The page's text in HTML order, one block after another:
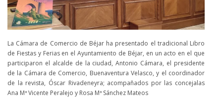
La Cámara de Comercio de Béjar ha presentado el tradicional Libro
de Fiestas y Ferias en el Ayuntamiento de Béjar, en un acto en el que
participaron el alcalde de la ciudad, Antonio Cámara, el presidente
de la Cámara de Comercio, Buenaventura Velasco, y el coordinador
de la revista, Óscar Rivadeneyra; acompañados por las concejalas
Ana Mª Vicente Peralejo y Rosa Mª Sánchez Mateos